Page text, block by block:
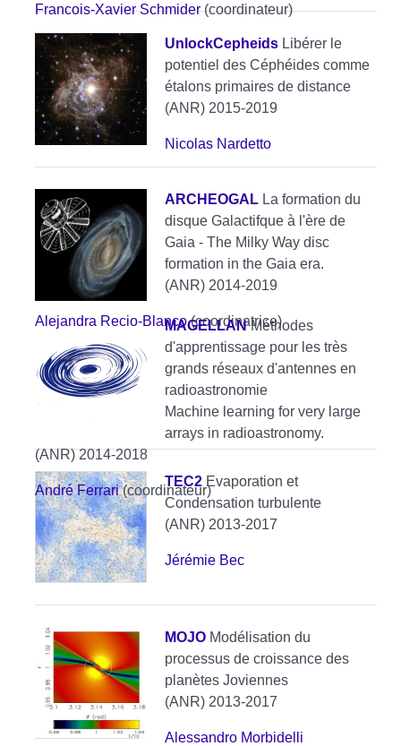
Francois-Xavier Schmider(coordinateur)
UnlockCepheids Libérer le
potentiel des Céphéides comme
étalons primaires de distance
(ANR) 2015-2019
Nicolas Nardetto
ARCHEOGAL La formation du
disque Galactifque à l'ère de
Gaia - The Milky Way disc
formation in the Gaia era.
(ANR) 2014-2019
Alejandra Recio-Blanco(coordinatrice)
MAGELLANMéthodes
d'apprentissage pour les très
grands réseaux d'antennes en
radioastronomie
Machine learning for very large
arrays in radioastronomy.
(ANR) 2014-2018
André Ferrari(coordinateur)
TEC2 Evaporation et
Condensation turbulente
(ANR) 2013-2017
Jérémie Bec
MOJO Modélisation du
processus de croissance des
planètes Joviennes
(ANR) 2013-2017
Alessandro Morbidelli